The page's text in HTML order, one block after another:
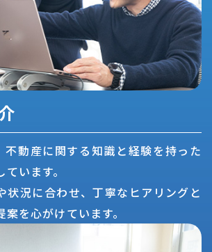
動産に関する知識と経験を持った
います。
状況に合わせ、丁寧なヒアリングと
を心がけています。